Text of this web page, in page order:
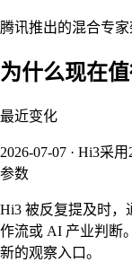
腾讯推出的混合专
为什么现在值
最近变化
2026-07-07 · Hi3采
参数
Hi3 被反复提及时，
作流或 AI 产业判断
新的观察入口。